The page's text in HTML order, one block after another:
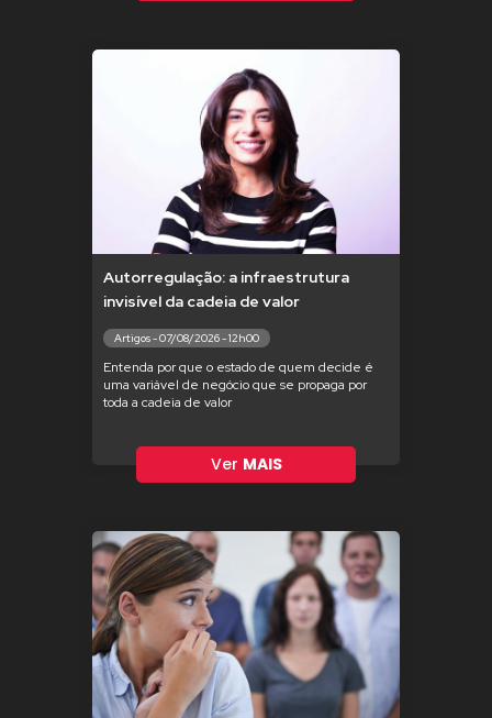
Autorregulação: a infraestrutura
invisível da cadeia de valor
Artigos - 07/08/2026 - 12h00
Entenda por que o estado de quem decide é
uma variável de negócio que se propaga por
toda a cadeia de valor
Ver MAIS